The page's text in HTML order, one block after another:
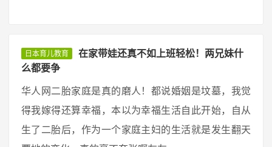
日本育儿教育
在家带娃还真不如上班轻松！两兄妹什
么都要争
华人网二胎家庭是真的磨人！都说婚姻是坟墓，我觉
得我嫁得还算幸福，本以为幸福生活自此开始，自从
生了二胎后，作为一个家庭主妇的生活就是发生翻天